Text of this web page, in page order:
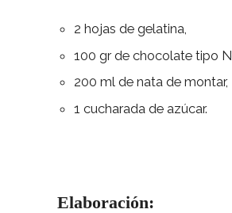
2 hojas de gelatina,
100 gr de chocolate tipo
200 ml de nata de montar,
1 cucharada de azúcar.
Elaboración: